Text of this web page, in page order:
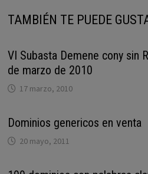
TAMBIÉN TE PUEDE
VI Subasta Demene cony sin
de marzo de 2010
17 marzo, 2010
Dominios genericos en venta
20 mayo, 2011